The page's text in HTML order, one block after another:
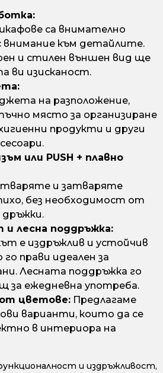
са внимателно
внимание към детайлите.
и стилен външен вид ще
ви изисканост.
на разположение,
място за организиране
продукти и други
или PUSH + плавно
и затваряте
без необходимост от
и лесна поддръжка:
е издръжлив и устойчив
го прави идеален за
Лесната поддръжка го
за ежедневна употреба.
от цветове: Предлагаме
варианти, които да се
в интериора на
и издръжливост,